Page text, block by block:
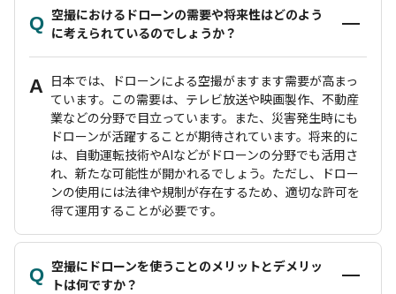
Q 空撮におけるドローンの需要や将来性はどのよう
に考えられているのでしょうか？
A 日本では、ドローンによる空撮がますます需要が高まっ
ています。この需要は、テレビ放送や映画製作、不動産
業などの分野で目立っています。また、災害発生時にも
ドローンが活躍することが期待されています。将来的に
は、自動運転技術やAIなどがドローンの分野でも活用さ
れ、新たな可能性が開かれるでしょう。ただし、ドロー
ンの使用には法律や規制が存在するため、適切な許可を
得て運用することが必要です。
Q 空撮にドローンを使うことのメリットとデメリッ
トは何ですか？